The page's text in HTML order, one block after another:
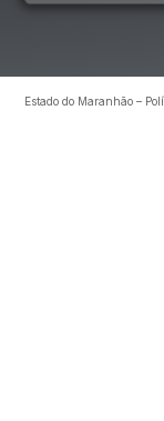
Estado do Maranhão –